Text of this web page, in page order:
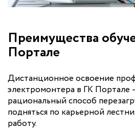
Преимущества
Портале
Дистанционное освоение
электромонтера в ГК Портале
рациональный способ
подняться по карьерной
работу.